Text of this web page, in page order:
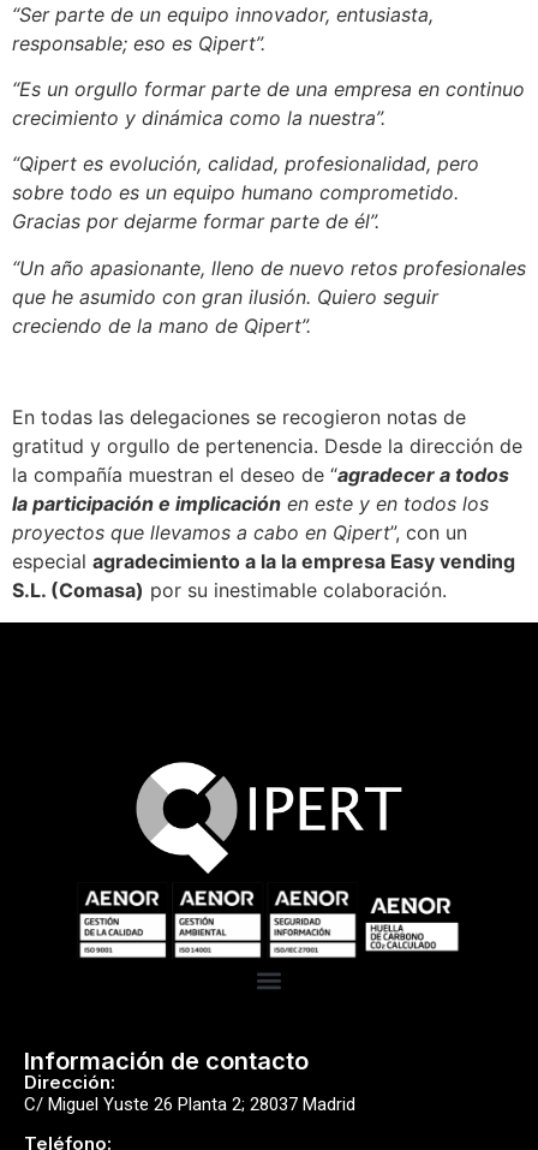
“Ser parte de un equipo innovador, entusiasta,
responsable; eso es Qipert”.
“Es un orgullo formar parte de una empresa en continuo
crecimiento y dinámica como la nuestra”.
“Qipert es evolución, calidad, profesionalidad, pero
sobre todo es un equipo humano comprometido.
Gracias por dejarme formar parte de él”.
“Un año apasionante, lleno de nuevo retos profesionales
que he asumido con gran ilusión. Quiero seguir
creciendo de la mano de Qipert”.
En todas las delegaciones se recogieron notas de
gratitud y orgullo de pertenencia. Desde la dirección de
la compañía muestran el deseo de “agradecer a todos
la participación e implicación en este y en todos los
proyectos que llevamos a cabo en Qipert”, con un
especial agradecimiento a la la empresa Easy vending
S.L. (Comasa) por su inestimable colaboración.
Información de contacto
Dirección:
C/ Miguel Yuste 26 Planta 2; 28037 Madrid
Teléfono: